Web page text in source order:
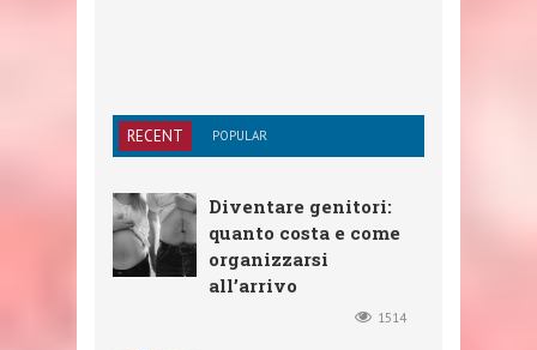
RECENT POPULAR
Diventare genitori:
quanto costa e come
organizzarsi
all’arrivo
1514